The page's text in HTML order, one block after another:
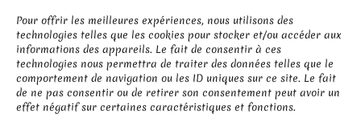
Pour offrir les meilleures expériences, nous utilisons des
technologies telles que les cookies pour stocker et/ou accéder aux
informations des appareils. Le fait de consentir à ces
technologies nous permettra de traiter des données telles que le
comportement de navigation ou les ID uniques sur ce site. Le fait
de ne pas consentir ou de retirer son consentement peut avoir un
effet négatif sur certaines caractéristiques et fonctions.